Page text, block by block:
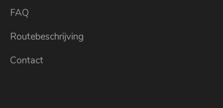
FAQ
Routebeschrijving
Contact